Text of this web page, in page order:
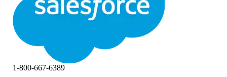
닫기닫기
1-800-667-6389